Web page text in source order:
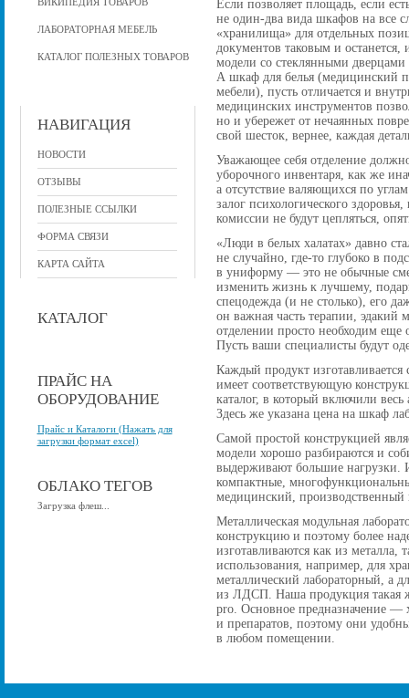
ЛАБОРАТОРНАЯ МЕБЕЛЬ
КАТАЛОГ ПОЛЕЗНЫХ ТОВАРОВ
НАВИГАЦИЯ
НОВОСТИ
ОТЗЫВЫ
ПОЛЕЗНЫЕ ССЫЛКИ
ФОРМА СВЯЗИ
КАРТА САЙТА
КАТАЛОГ
ПРАЙС НА
ОБОРУДОВАНИЕ
Прайс и Каталоги (Нажать для
загрузки формат excel)
ОБЛАКО ТЕГОВ
Загрузка флеш...
Если позволяет площадь, если
не один-два вида шкафов на все
«хранилища» для отдельных
документов таковым и
модели со стеклянными
А шкаф для белья (медицинский
мебели), пусть отличается и
медицинских инструментов
но и убережет от нечаянных
свой шесток, вернее, каждая
Уважающее себя отделение
уборочного инвентаря, как же
а отсутствие валяющихся по
залог психологического
комиссии не будут цепляться,
«Люди в белых халатах» давно
не случайно, где-то глубоко в
в униформу — это не обычные
изменить жизнь к лучшему,
спецодежда (и не столько), его
он важная часть терапии, эдакий
отделении просто необходим
Пусть ваши специалисты будут
Каждый продукт
имеет соответствующую
каталог, в который включили
Здесь же указана цена на шкаф
Самой простой конструкцией
модели хорошо разбираются и
выдерживают большие нагрузки.
компактные,
медицинский, производственный
Металлическая модульная
конструкцию и поэтому более
изготавливаются как из
использования, например, для
металлический лабораторный, а
из ЛДСП. Наша продукция такая
pro. Основное предназначение —
и препаратов, поэтому они
в любом помещении.